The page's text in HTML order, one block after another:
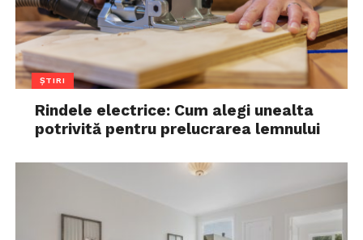
ȘTIRI
Rindele electrice: Cum alegi unealta
potrivită pentru prelucrarea lemnului